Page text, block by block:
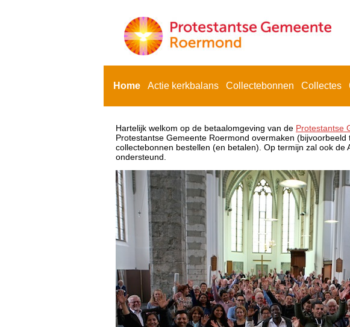
Home Actie kerkbalans Collectebonnen Collectes
Hartelijk welkom op de betaalomgeving van de Protestantse
Protestantse Gemeente Roermond overmaken
collectebonnen bestellen (en betalen). Op termijn zal ook de
ondersteund.